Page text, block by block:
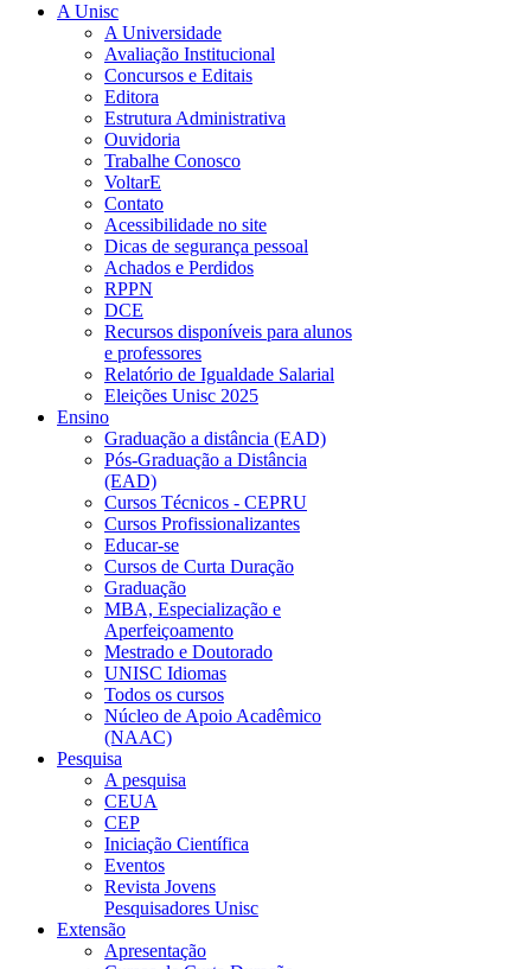
A Unisc
A Universidade
Avaliação Institucional
Concursos e Editais
Editora
Estrutura Administrativa
Ouvidoria
Trabalhe Conosco
VoltarE
Contato
Acessibilidade no site
Dicas de segurança pessoal
Achados e Perdidos
RPPN
DCE
Recursos disponíveis para alunos
e professores
Relatório de Igualdade Salarial
Eleições Unisc 2025
Ensino
Graduação a distância (EAD)
Pós-Graduação a Distância
(EAD)
Cursos Técnicos - CEPRU
Cursos Profissionalizantes
Educar-se
Cursos de Curta Duração
Graduação
MBA, Especialização e
Aperfeiçoamento
Mestrado e Doutorado
UNISC Idiomas
Todos os cursos
Núcleo de Apoio Acadêmico
(NAAC)
Pesquisa
A pesquisa
CEUA
CEP
Iniciação Científica
Eventos
Revista Jovens
Pesquisadores Unisc
Extensão
Apresentação